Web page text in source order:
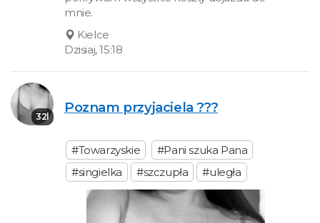
mnie.
Kielce
Dzisiaj, 15:18
32l
Poznam przyjaciela ???
#Towarzyskie
#Pani szuka Pana
#singielka
#szczupła #uległa